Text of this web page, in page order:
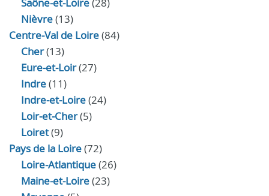
Nièvre(13)
Centre-Val de Loire(84)
Cher(13)
Eure‑et‑Loir(27)
Indre(11)
Indre‑et‑Loire(24)
Loir‑et‑Cher(5)
Loiret(9)
Pays de la Loire(72)
Loire-Atlantique(26)
Maine-et-Loire(23)